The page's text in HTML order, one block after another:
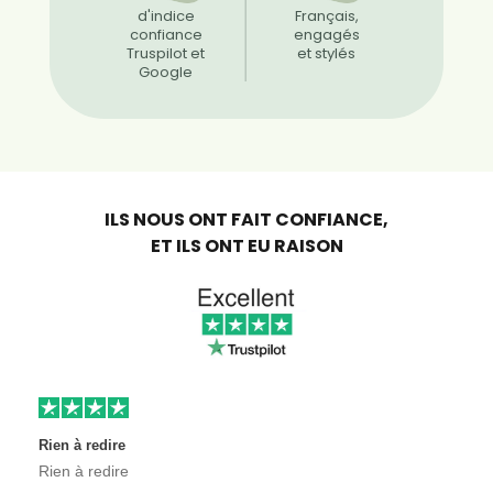
d'indice
confiance
Truspilot et
Google
Français,
engagés
et stylés
ILS NOUS ONT FAIT CONFIANCE,
ET ILS ONT EU RAISON
Rien à redire
Rien à redire